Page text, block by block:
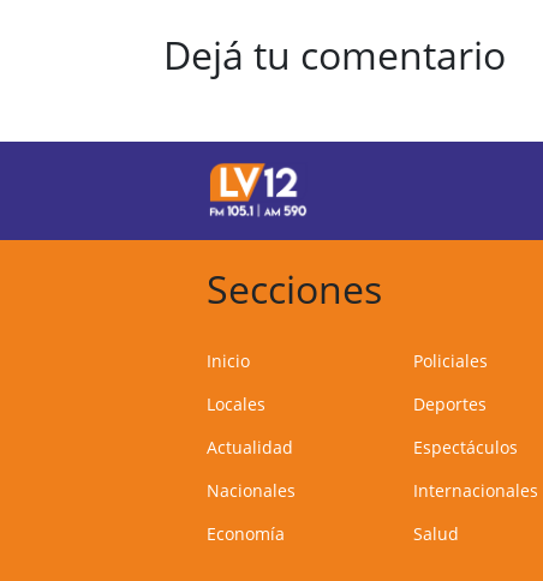
Dejá tu comentario
Secciones
Inicio
Locales
Actualidad
Nacionales
Economía
Policiales
Deportes
Espectáculos
Internacionales
Salud